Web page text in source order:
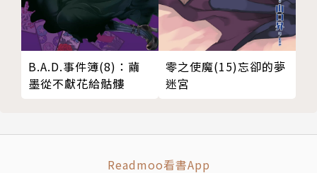
B.A.D.事件簿(8)：繭
墨從不獻花給骷髏
零之使魔(15)忘卻的夢
迷宮
Readmoo看書App